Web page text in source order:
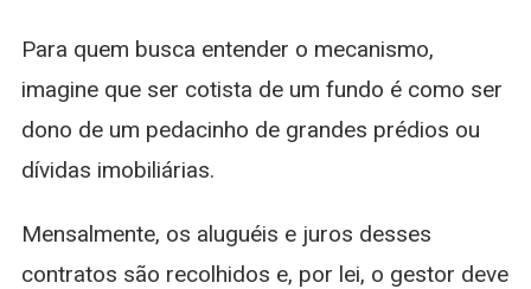
Para quem busca entender o mecanismo,
imagine que ser cotista de um fundo é como ser
dono de um pedacinho de grandes prédios ou
dívidas imobiliárias.
Mensalmente, os aluguéis e juros desses
contratos são recolhidos e, por lei, o gestor deve